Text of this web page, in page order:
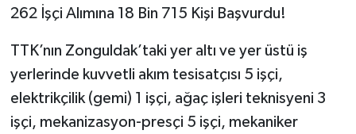
262 İşçi Alımına 18 Bin 715 Kişi Başvurdu!
TTK’nın Zonguldak’taki yer altı ve yer üstü iş
yerlerinde kuvvetli akım tesisatçısı 5 işçi,
elektrikçilik (gemi) 1 işçi, ağaç işleri teknisyeni 3
işçi, mekanizasyon-presçi 5 işçi, mekaniker